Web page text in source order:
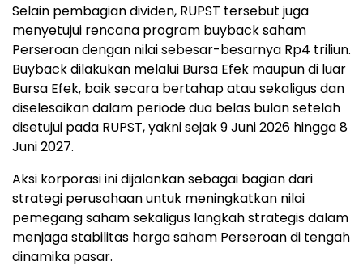
Selain pembagian dividen, RUPST tersebut juga
menyetujui rencana program buyback saham
Perseroan dengan nilai sebesar-besarnya Rp4 triliun.
Buyback dilakukan melalui Bursa Efek maupun di luar
Bursa Efek, baik secara bertahap atau sekaligus dan
diselesaikan dalam periode dua belas bulan setelah
disetujui pada RUPST, yakni sejak 9 Juni 2026 hingga 8
Juni 2027.
Aksi korporasi ini dijalankan sebagai bagian dari
strategi perusahaan untuk meningkatkan nilai
pemegang saham sekaligus langkah strategis dalam
menjaga stabilitas harga saham Perseroan di tengah
dinamika pasar.